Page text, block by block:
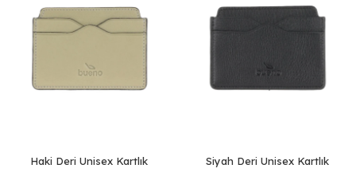
Haki Deri Unisex Kartlık Siyah Deri Unisex Kartlık